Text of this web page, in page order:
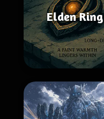
Elden Ring